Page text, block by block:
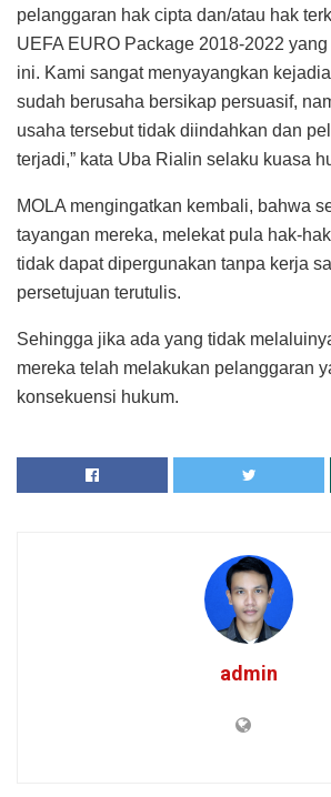
pelanggaran hak cipta dan/atau hak
UEFA EURO Package 2018-2022
ini. Kami sangat menyayangkan
sudah berusaha bersikap persuasif,
usaha tersebut tidak diindahkan dan
terjadi,” kata Uba Rialin selaku kuasa
MOLA mengingatkan kembali, bahwa
tayangan mereka, melekat pula hak-
tidak dapat dipergunakan tanpa kerja
persetujuan terutulis.
Sehingga jika ada yang tidak
mereka telah melakukan pelanggaran
konsekuensi hukum.
admin